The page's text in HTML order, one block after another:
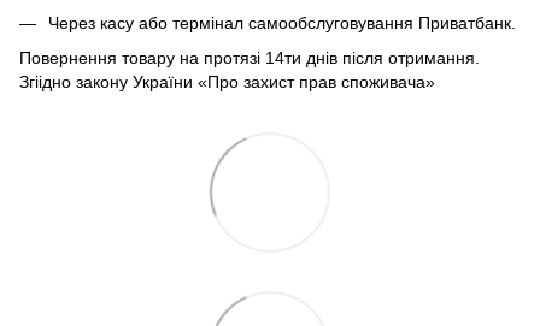
Через касу або термінал самообслуговування Приватбанк.
Повернення товару на протязі 14ти днів після отримання.
Згіідно закону України «Про захист прав споживача»